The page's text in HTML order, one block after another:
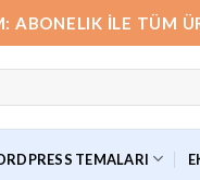
ABONELIK İLE TÜM
TEMALARI